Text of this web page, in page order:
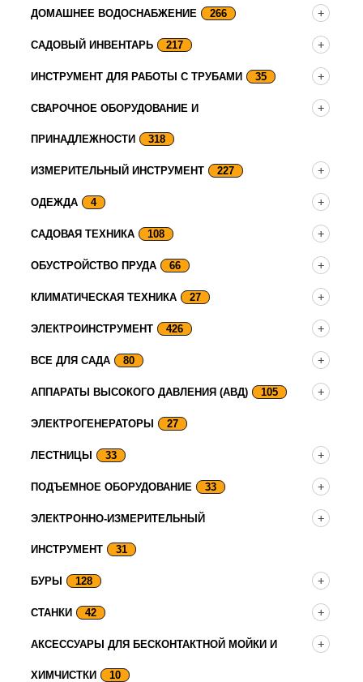
ДОМАШНЕЕ ВОДОСНАБЖЕНИЕ 266
САДОВЫЙ ИНВЕНТАРЬ 217
ИНСТРУМЕНТ ДЛЯ РАБОТЫ С ТРУБАМИ 35
СВАРОЧНОЕ ОБОРУДОВАНИЕ И
ПРИНАДЛЕЖНОСТИ 318
ИЗМЕРИТЕЛЬНЫЙ ИНСТРУМЕНТ 227
ОДЕЖДА 4
САДОВАЯ ТЕХНИКА 108
ОБУСТРОЙСТВО ПРУДА 66
КЛИМАТИЧЕСКАЯ ТЕХНИКА 27
ЭЛЕКТРОИНСТРУМЕНТ 426
ВСЕ ДЛЯ САДА 80
АППАРАТЫ ВЫСОКОГО ДАВЛЕНИЯ (АВД) 105
ЭЛЕКТРОГЕНЕРАТОРЫ 27
ЛЕСТНИЦЫ 33
ПОДЪЕМНОЕ ОБОРУДОВАНИЕ 33
ЭЛЕКТРОННО-ИЗМЕРИТЕЛЬНЫЙ
ИНСТРУМЕНТ 31
БУРЫ 128
СТАНКИ 42
АКСЕССУАРЫ ДЛЯ БЕСКОНТАКТНОЙ МОЙКИ И
ХИМЧИСТКИ 10